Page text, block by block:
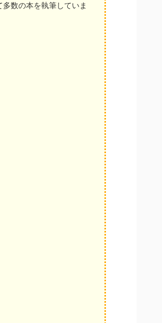
数の本を執筆していま